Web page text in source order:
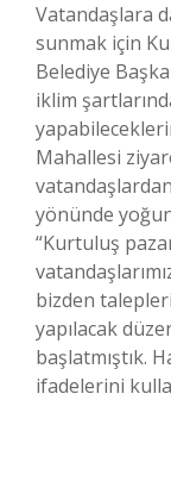
Vatandaşlara
sunmak için
Belediye
iklim
Mahallesi
yönünde
“Kurtuluş
bizden
yapılacak
başlatmıştık.
ifadelerini